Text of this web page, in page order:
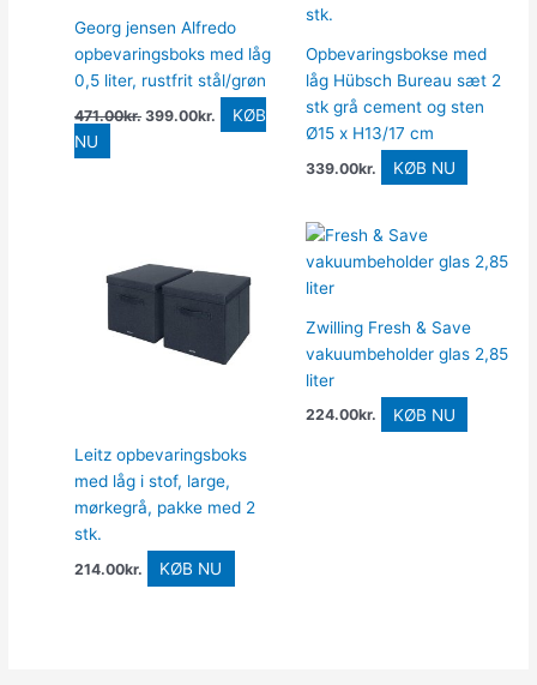
Georg jensen Alfredo
opbevaringsboks med låg
0,5 liter, rustfrit stål/grøn
471.00kr. 399.00kr.
KØB
NU
Opbevaringsbokse med
låg Hübsch Bureau sæt 2
stk grå cement og sten
Ø15 x H13/17 cm
339.00kr. KØB NU
Leitz opbevaringsboks
med låg i stof, large,
mørkegrå, pakke med 2
stk.
214.00kr. KØB NU
Zwilling Fresh & Save
vakuumbeholder glas 2,85
liter
224.00kr. KØB NU